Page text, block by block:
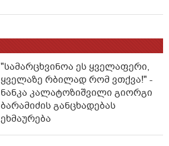
"სა­მარ­ცხვი­ნოა ეს ყვე­ლა­ფე­რი,
ყვე­ლა­ზე რბი­ლად რომ ვთქვა!" -
ნანკა კალატოზიშვილი გიორგი
ბარამიძის განცხადებას
ეხმაურება